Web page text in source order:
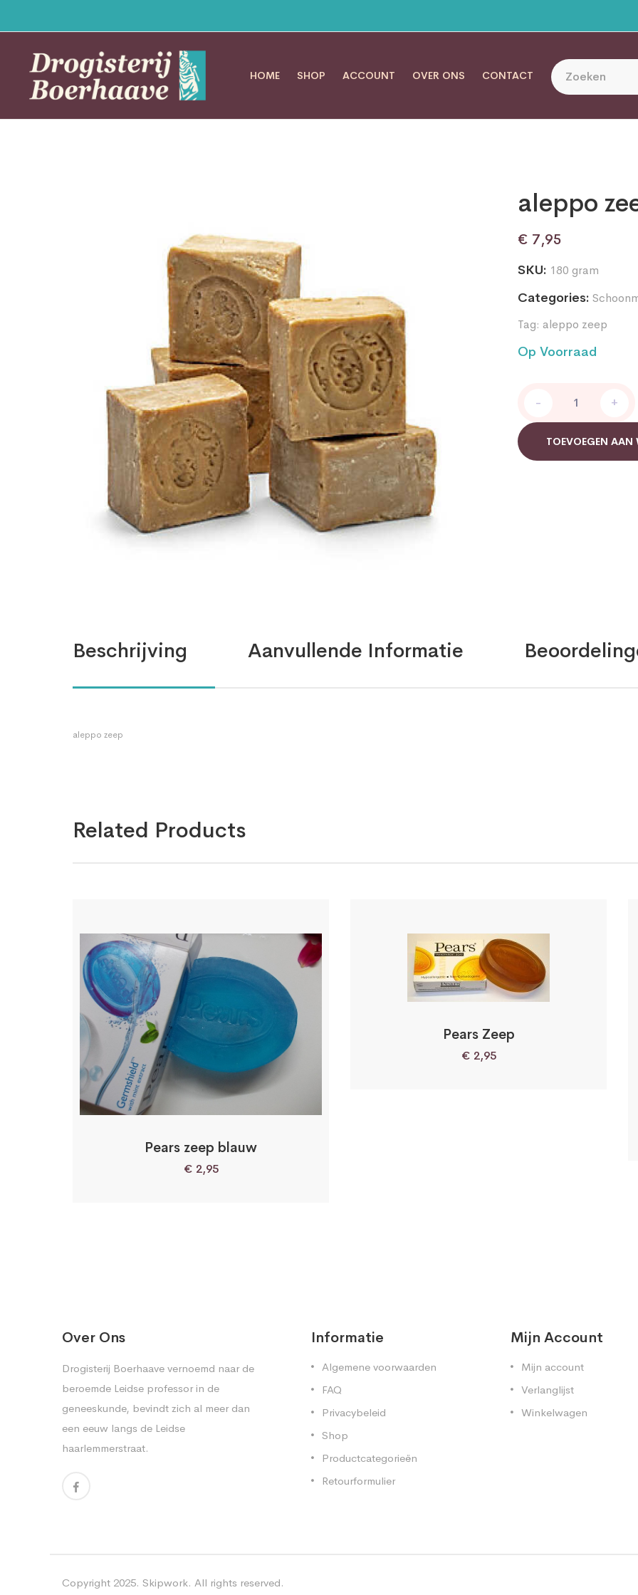
HOME SHOP ACCOUNT OVER ONS CONTACT
aleppo
€ 7,95
SKU: 180 gram
Categories:
Tag: aleppo zeep
Op Voorraad
zeep
quantity
- +
TOEVOEGEN AAN
Beschrijving Aanvullende Informatie
aleppo zeep
Related Products
Pears zeep blauw
€ 2,95
Pears Zeep
€ 2,95
Over Ons
Drogisterij Boerhaave vernoemd naar de
beroemde Leidse professor in de
geneeskunde, bevindt zich al meer dan
een eeuw langs de Leidse
haarlemmerstraat.
Informatie
Algemene voorwaarden
FAQ
Privacybeleid
Shop
Productcategorieën
Retourformulier
Mijn Account
Mijn account
Verlanglijst
Winkelwagen
Copyright 2025. Skipwork. All rights reserved.